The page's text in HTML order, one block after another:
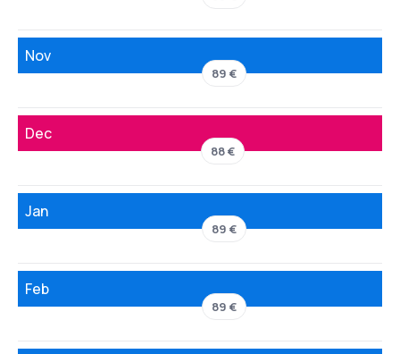
Nov
89 €
Dec
88 €
Jan
89 €
Feb
89 €